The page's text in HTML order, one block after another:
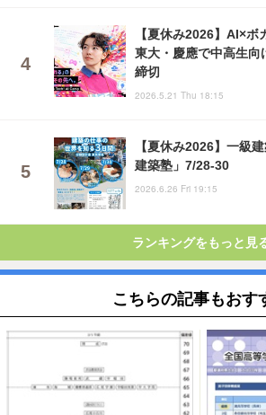
【夏休み2026】AI×
東大・慶應で中高生向
締切
2026.5.21 Thu 18:15
【夏休み2026】一級
建築塾」7/28-30
2026.6.26 Fri 19:15
ランキングをもっと見
こちらの記事もおす